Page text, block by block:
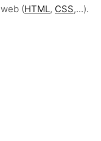
(HTML, CSS,...).